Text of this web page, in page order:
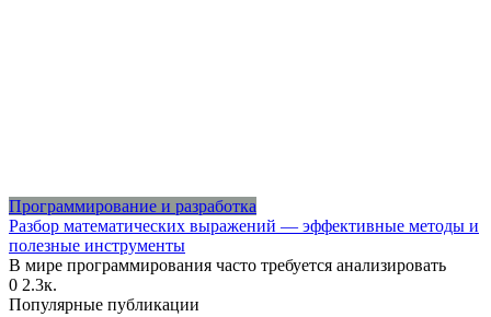
Программирование и разработка
Разбор математических выражений — эффективные методы и
полезные инструменты
В мире программирования часто требуется анализировать
0 2.3к.
Популярные публикации